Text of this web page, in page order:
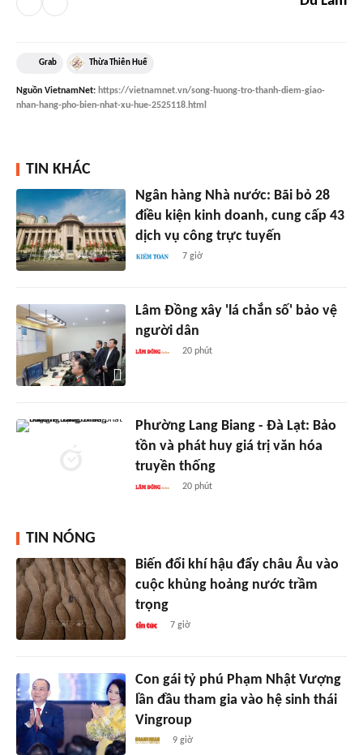
Grab Thừa Thiên Huế
Nguồn VietnamNet: https://vietnamnet.vn/song-huong-tro-thanh-diem-giao-
nhan-hang-pho-bien-nhat-xu-hue-2525118.html
TIN KHÁC
Ngân hàng Nhà nước: Bãi bỏ 28
điều kiện kinh doanh, cung cấp 43
dịch vụ công trực tuyến
7 giờ
Lâm Đồng xây 'lá chắn số' bảo vệ
người dân
20 phút
Phường Lang Biang - Đà Lạt: Bảo
tồn và phát huy giá trị văn hóa
truyền thống
20 phút
TIN NÓNG
Biến đổi khí hậu đẩy châu Âu vào
cuộc khủng hoảng nước trầm
trọng
7 giờ
Con gái tỷ phú Phạm Nhật Vượng
lần đầu tham gia vào hệ sinh thái
Vingroup
9 giờ